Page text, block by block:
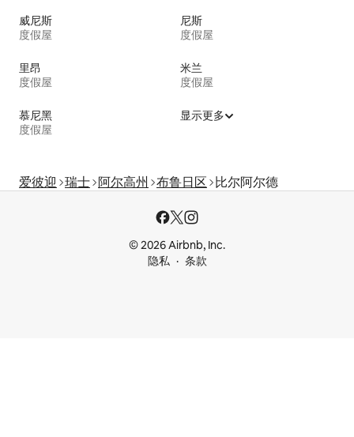
威尼斯
度假屋
尼斯
度假屋
里昂
度假屋
米兰
度假屋
慕尼黑
度假屋
显示更多
爱彼迎 瑞士 阿尔高州 布鲁日区 比尔阿尔德
© 2026 Airbnb, Inc.
隐私
条款